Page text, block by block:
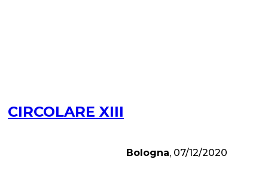
CIRCOLARE XIII
Bologna, 07/12/2020